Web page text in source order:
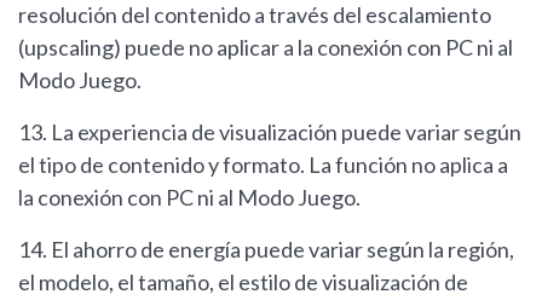
resolución del contenido a través del escalamiento
(upscaling) puede no aplicar a la conexión con PC ni al
Modo Juego.
13. La experiencia de visualización puede variar según
el tipo de contenido y formato. La función no aplica a
la conexión con PC ni al Modo Juego.
14. El ahorro de energía puede variar según la región,
el modelo, el tamaño, el estilo de visualización de